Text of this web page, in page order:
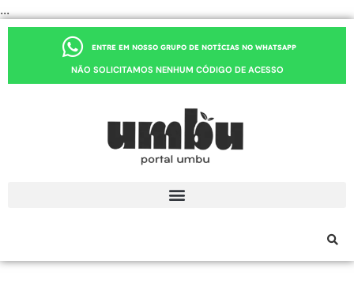
...
ENTRE EM NOSSO GRUPO DE NOTÍCIAS NO WHATSAPP
NÃO SOLICITAMOS NENHUM CÓDIGO DE ACESSO